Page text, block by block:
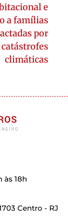
e
a famílias
por
catástrofes
climáticas
às 18h
Centro - RJ